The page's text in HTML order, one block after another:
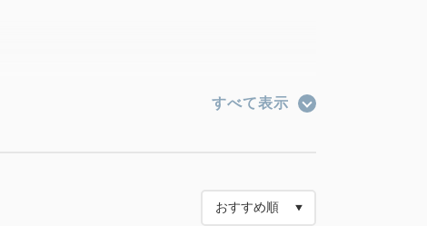
対応 4K 50インチ スマートTV
すべて表示